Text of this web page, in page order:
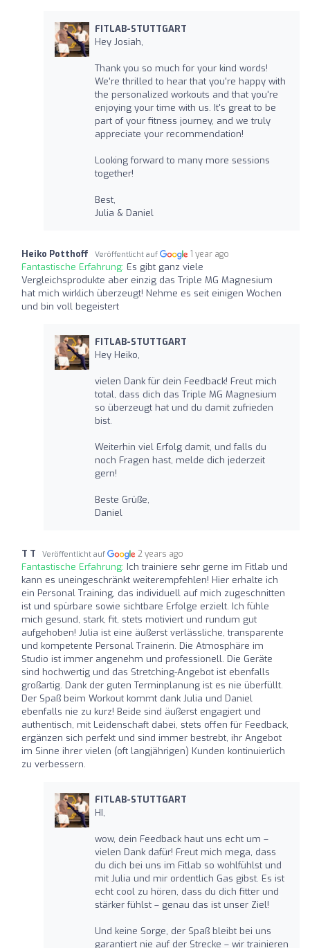
FITLAB-STUTTGART
Hey Josiah,
Thank you so much for your kind words!
We're thrilled to hear that you're happy with
the personalized workouts and that you're
enjoying your time with us. It's great to be
part of your fitness journey, and we truly
appreciate your recommendation!
Looking forward to many more sessions
together!
Best,
Julia & Daniel
Heiko Potthoff Veröffentlicht auf 1 year ago
Fantastische Erfahrung: Es gibt ganz viele
Vergleichsprodukte aber einzig das Triple MG Magnesium
hat mich wirklich überzeugt! Nehme es seit einigen Wochen
und bin voll begeistert
FITLAB-STUTTGART
Hey Heiko,
vielen Dank für dein Feedback! Freut mich
total, dass dich das Triple MG Magnesium
so überzeugt hat und du damit zufrieden
bist.
Weiterhin viel Erfolg damit, und falls du
noch Fragen hast, melde dich jederzeit
gern!
Beste Grüße,
Daniel
T T Veröffentlicht auf 2 years ago
Fantastische Erfahrung: Ich trainiere sehr gerne im Fitlab und
kann es uneingeschränkt weiterempfehlen! Hier erhalte ich
ein Personal Training, das individuell auf mich zugeschnitten
ist und spürbare sowie sichtbare Erfolge erzielt. Ich fühle
mich gesund, stark, fit, stets motiviert und rundum gut
aufgehoben! Julia ist eine äußerst verlässliche, transparente
und kompetente Personal Trainerin. Die Atmosphäre im
Studio ist immer angenehm und professionell. Die Geräte
sind hochwertig und das Stretching-Angebot ist ebenfalls
großartig. Dank der guten Terminplanung ist es nie überfüllt.
Der Spaß beim Workout kommt dank Julia und Daniel
ebenfalls nie zu kurz! Beide sind äußerst engagiert und
authentisch, mit Leidenschaft dabei, stets offen für Feedback,
ergänzen sich perfekt und sind immer bestrebt, ihr Angebot
im Sinne ihrer vielen (oft langjährigen) Kunden kontinuierlich
zu verbessern.
FITLAB-STUTTGART
HI,
wow, dein Feedback haut uns echt um –
vielen Dank dafür! Freut mich mega, dass
du dich bei uns im Fitlab so wohlfühlst und
mit Julia und mir ordentlich Gas gibst. Es ist
echt cool zu hören, dass du dich fitter und
stärker fühlst – genau das ist unser Ziel!
Und keine Sorge, der Spaß bleibt bei uns
garantiert nie auf der Strecke – wir trainieren